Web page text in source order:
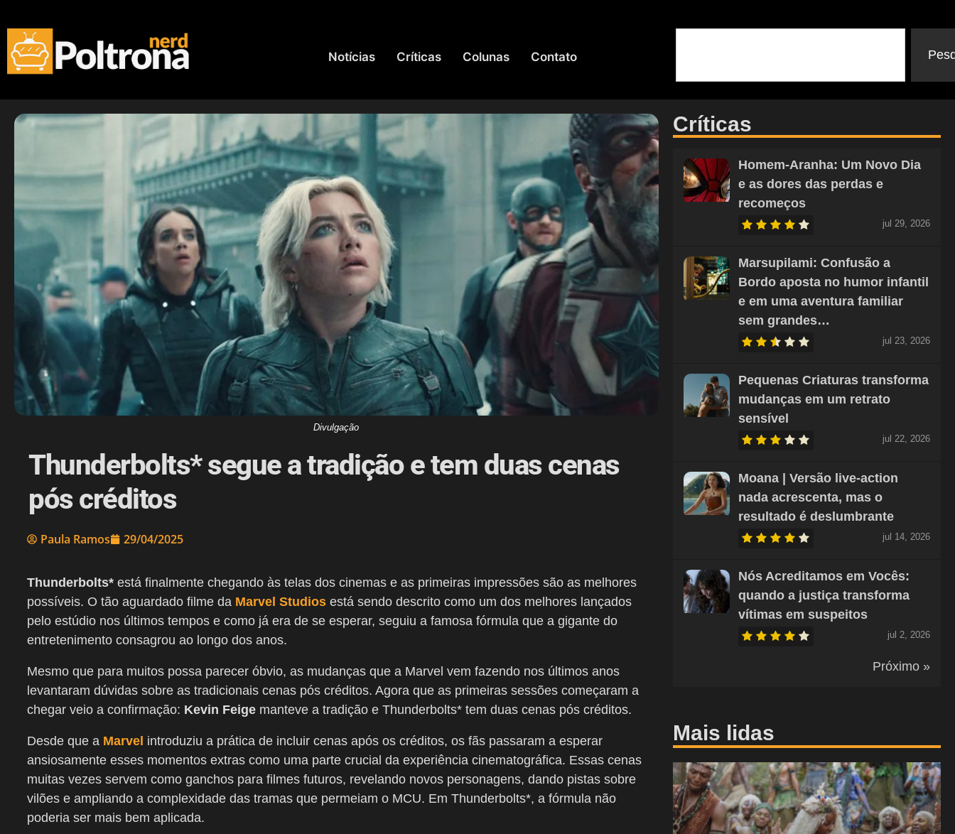
Notícias Críticas Colunas Contato
Divulgação
Thunderbolts* segue a tradição e tem duas cenas
pós créditos
Paula Ramos 29/04/2025
Thunderbolts* está finalmente chegando às telas dos cinemas e as primeiras impressões são as melhores
possíveis. O tão aguardado filme da Marvel Studios está sendo descrito como um dos melhores lançados
pelo estúdio nos últimos tempos e como já era de se esperar, seguiu a famosa fórmula que a gigante do
entretenimento consagrou ao longo dos anos.
Mesmo que para muitos possa parecer óbvio, as mudanças que a Marvel vem fazendo nos últimos anos
levantaram dúvidas sobre as tradicionais cenas pós créditos. Agora que as primeiras sessões começaram a
chegar veio a confirmação: Kevin Feige manteve a tradição e Thunderbolts* tem duas cenas pós créditos.
Desde que a Marvel introduziu a prática de incluir cenas após os créditos, os fãs passaram a esperar
ansiosamente esses momentos extras como uma parte crucial da experiência cinematográfica. Essas cenas
muitas vezes servem como ganchos para filmes futuros, revelando novos personagens, dando pistas sobre
vilões e ampliando a complexidade das tramas que permeiam o MCU. Em Thunderbolts*, a fórmula não
poderia ser mais bem aplicada.
Críticas
Homem-Aranha: Um Novo Dia
e as dores das perdas e
recomeços
jul 29, 2026
Marsupilami: Confusão a
Bordo aposta no humor infantil
e em uma aventura familiar
sem grandes…
jul 23, 2026
Pequenas Criaturas transforma
mudanças em um retrato
sensível
jul 22, 2026
Moana | Versão live-action
nada acrescenta, mas o
resultado é deslumbrante
jul 14, 2026
Nós Acreditamos em Vocês:
quando a justiça transforma
vítimas em suspeitos
jul 2, 2026
Próximo »
Mais lidas